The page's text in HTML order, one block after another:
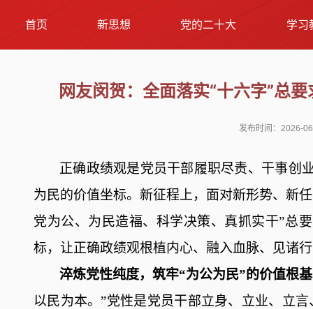
首页 新思想 党的二十大 学习
网友闵贺：全面落实“十六字”总
发布时间：2026-
正确政绩观是党员干部履职尽责、干事创
为民的价值坐标。新征程上， 面对新形势、新
党为公、为民造福、科学决策、真抓实干”总
标， 让正确政绩观根植内心、 融入血脉、见诸
淬炼党性纯度，筑牢“为公为民”的价值根
以民为本。”党性是党员干部立身、立业、立